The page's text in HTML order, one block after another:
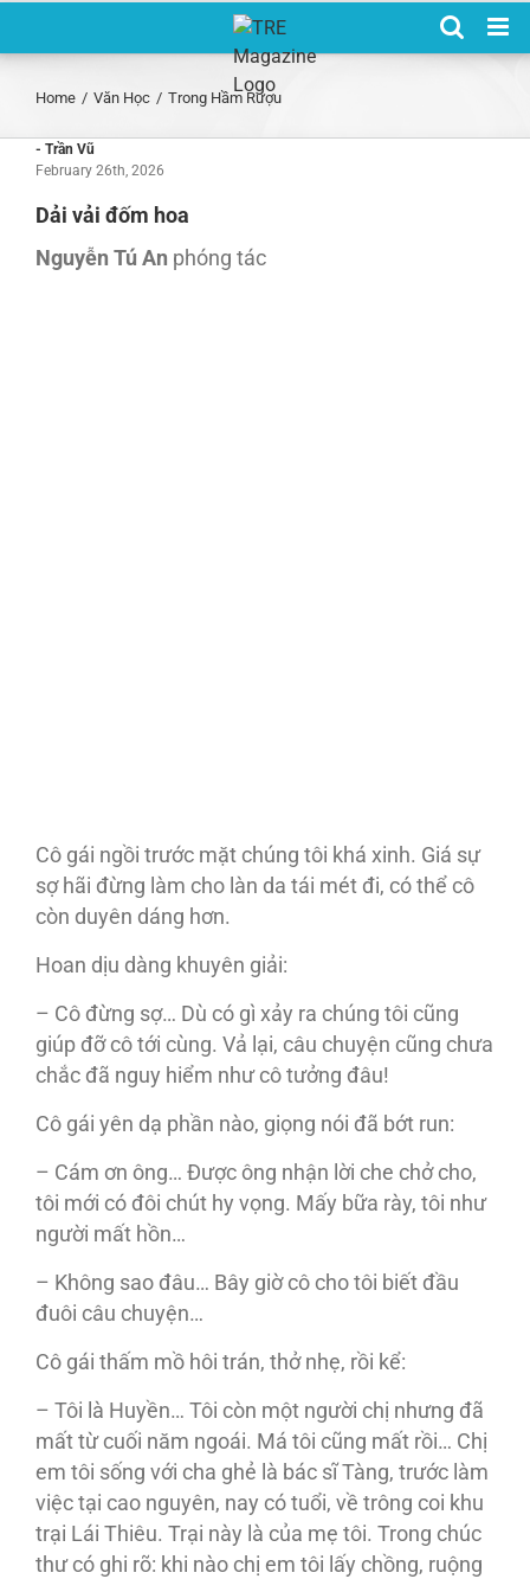
Home / Văn Học / Trong Hầm Rượu
- Trần Vũ
February 26th, 2026
Dải vải đốm hoa
Nguyễn Tú An phóng tác
Cô gái ngồi trước mặt chúng tôi khá xinh. Giá sự
sợ hãi đừng làm cho làn da tái mét đi, có thể cô
còn duyên dáng hơn.
Hoan dịu dàng khuyên giải:
– Cô đừng sợ… Dù có gì xảy ra chúng tôi cũng
giúp đỡ cô tới cùng. Vả lại, câu chuyện cũng chưa
chắc đã nguy hiểm như cô tưởng đâu!
Cô gái yên dạ phần nào, giọng nói đã bớt run:
– Cám ơn ông… Được ông nhận lời che chở cho,
tôi mới có đôi chút hy vọng. Mấy bữa rày, tôi như
người mất hồn…
– Không sao đâu… Bây giờ cô cho tôi biết đầu
đuôi câu chuyện…
Cô gái thấm mồ hôi trán, thở nhẹ, rồi kể:
– Tôi là Huyền… Tôi còn một người chị nhưng đã
mất từ cuối năm ngoái. Má tôi cũng mất rồi… Chị
em tôi sống với cha ghẻ là bác sĩ Tàng, trước làm
việc tại cao nguyên, nay có tuổi, về trông coi khu
trại Lái Thiêu. Trại này là của mẹ tôi. Trong chúc
thư có ghi rõ: khi nào chị em tôi lấy chồng, ruộng